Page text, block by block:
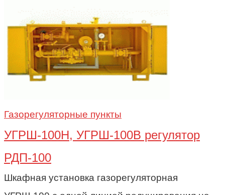
Газорегуляторные пункты
УГРШ-100Н, УГРШ-100В регулятор
РДП-100
Шкафная установка газорегуляторная